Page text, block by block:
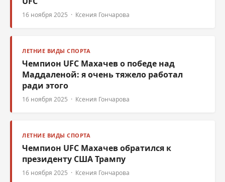
16 ноября 2025 · Ксения Гончарова
ЛЕТНИЕ ВИДЫ СПОРТА
Чемпион UFC Махачев о победе над
Маддаленой: я очень тяжело работал
ради этого
16 ноября 2025 · Ксения Гончарова
ЛЕТНИЕ ВИДЫ СПОРТА
Чемпион UFC Махачев обратился к
президенту США Трампу
16 ноября 2025 · Ксения Гончарова